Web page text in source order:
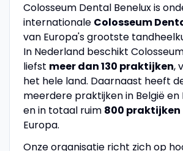
Colosseum Dental Benelux is
internationale Colosseum
van Europa's grootste
In Nederland beschikt
liefst meer dan 130 praktijken,
het hele land. Daarnaast heeft
meerdere praktijken in België en
en in totaal ruim 800 praktijken
Europa.
Onze organisatie richt zich op